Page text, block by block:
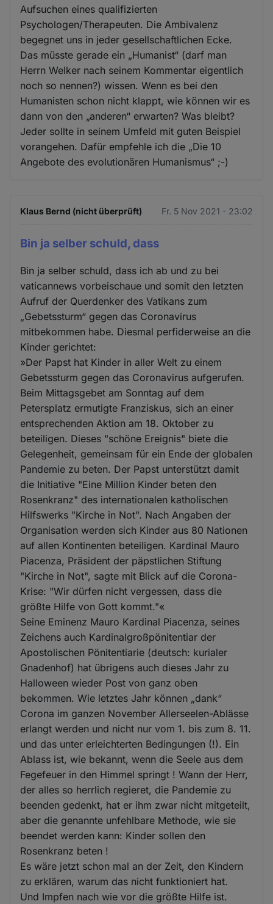
Aufsuchen eines qualifizierten
Psychologen/Therapeuten. Die Ambivalenz
begegnet uns in jeder gesellschaftlichen Ecke.
Das müsste gerade ein „Humanist“ (darf man
Herrn Welker nach seinem Kommentar eigentlich
noch so nennen?) wissen. Wenn es bei den
Humanisten schon nicht klappt, wie können wir es
dann von den „anderen“ erwarten? Was bleibt?
Jeder sollte in seinem Umfeld mit guten Beispiel
vorangehen. Dafür empfehle ich die „Die 10
Angebote des evolutionären Humanismus“ ;-)
Klaus Bernd (nicht überprüft) Fr. 5 Nov 2021 - 23:02
Bin ja selber schuld, dass
Bin ja selber schuld, dass ich ab und zu bei
vaticannews vorbeischaue und somit den letzten
Aufruf der Querdenker des Vatikans zum
„Gebetssturm“ gegen das Coronavirus
mitbekommen habe. Diesmal perfiderweise an die
Kinder gerichtet:
»Der Papst hat Kinder in aller Welt zu einem
Gebetssturm gegen das Coronavirus aufgerufen.
Beim Mittagsgebet am Sonntag auf dem
Petersplatz ermutigte Franziskus, sich an einer
entsprechenden Aktion am 18. Oktober zu
beteiligen. Dieses "schöne Ereignis" biete die
Gelegenheit, gemeinsam für ein Ende der globalen
Pandemie zu beten. Der Papst unterstützt damit
die Initiative "Eine Million Kinder beten den
Rosenkranz" des internationalen katholischen
Hilfswerks "Kirche in Not". Nach Angaben der
Organisation werden sich Kinder aus 80 Nationen
auf allen Kontinenten beteiligen. Kardinal Mauro
Piacenza, Präsident der päpstlichen Stiftung
"Kirche in Not", sagte mit Blick auf die Corona-
Krise: "Wir dürfen nicht vergessen, dass die
größte Hilfe von Gott kommt."«
Seine Eminenz Mauro Kardinal Piacenza, seines
Zeichens auch Kardinalgroßpönitentiar der
Apostolischen Pönitentiarie (deutsch: kurialer
Gnadenhof) hat übrigens auch dieses Jahr zu
Halloween wieder Post von ganz oben
bekommen. Wie letztes Jahr können „dank“
Corona im ganzen November Allerseelen-Ablässe
erlangt werden und nicht nur vom 1. bis zum 8. 11.
und das unter erleichterten Bedingungen (!). Ein
Ablass ist, wie bekannt, wenn die Seele aus dem
Fegefeuer in den Himmel springt ! Wann der Herr,
der alles so herrlich regieret, die Pandemie zu
beenden gedenkt, hat er ihm zwar nicht mitgeteilt,
aber die genannte unfehlbare Methode, wie sie
beendet werden kann: Kinder sollen den
Rosenkranz beten !
Es wäre jetzt schon mal an der Zeit, den Kindern
zu erklären, warum das nicht funktioniert hat.
Und Impfen nach wie vor die größte Hilfe ist.